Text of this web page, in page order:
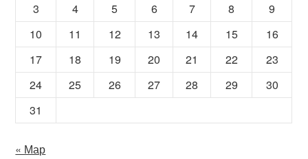
3
4 5 6 7 8
9
10
11 12 13 14 15
16
17
18 19 20 21 22
23
24
25 26 27 28 29
30
31
« Мар